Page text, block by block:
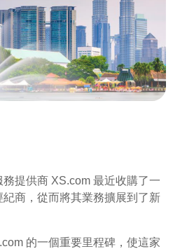
提供商 XS.com 最近收購了一
商，從而將其業務擴展到了新
的一個重要里程碑，使這家